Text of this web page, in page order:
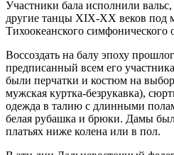
Участники бала исполнили
другие танцы XIX-XX веков под
Тихоокеанского симфонического
Воссоздать на балу эпоху
предписанный всем его
были перчатки и костюм на
мужская куртка-безрукавка),
одежда в талию с длинными
белая рубашка и брюки. Дамы
платьях ниже колена или в пол.